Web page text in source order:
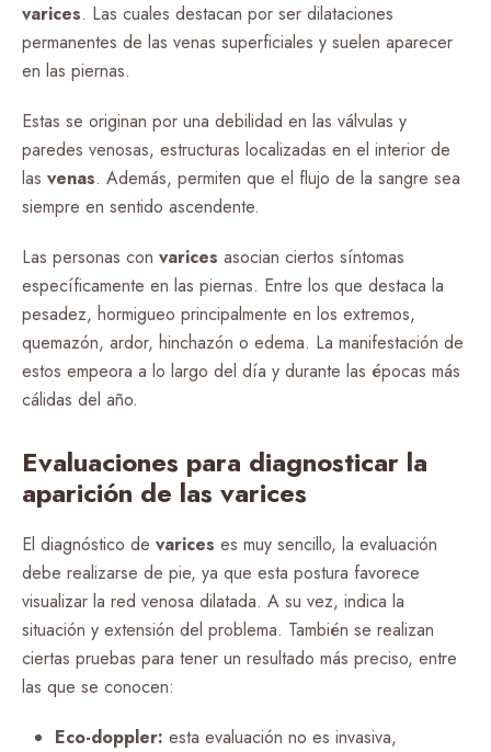
varices. Las cuales destacan por ser dilataciones
permanentes de las venas superficiales y suelen aparecer
en las piernas.
Estas se originan por una debilidad en las válvulas y
paredes venosas, estructuras localizadas en el interior de
las venas. Además, permiten que el flujo de la sangre sea
siempre en sentido ascendente.
Las personas con varices asocian ciertos síntomas
específicamente en las piernas. Entre los que destaca la
pesadez, hormigueo principalmente en los extremos,
quemazón, ardor, hinchazón o edema. La manifestación de
estos empeora a lo largo del día y durante las épocas más
cálidas del año.
Evaluaciones para diagnosticar la
aparición de las varices
El diagnóstico de varices es muy sencillo, la evaluación
debe realizarse de pie, ya que esta postura favorece
visualizar la red venosa dilatada. A su vez, indica la
situación y extensión del problema. También se realizan
ciertas pruebas para tener un resultado más preciso, entre
las que se conocen:
Eco-doppler: esta evaluación no es invasiva,